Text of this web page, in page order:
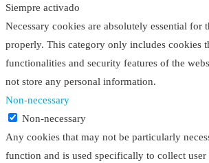
Siempre activado
Necessary cookies are absolutely essential for
properly. This category only includes cookies
functionalities and security features of the
not store any personal information.
Non-necessary
Non-necessary
Any cookies that may not be particularly
function and is used specifically to collect user